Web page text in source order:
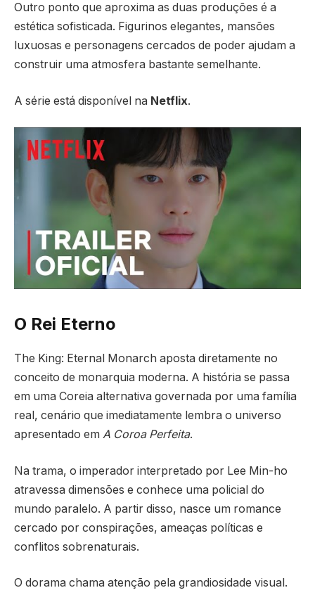
Outro ponto que aproxima as duas produções é a
estética sofisticada. Figurinos elegantes, mansões
luxuosas e personagens cercados de poder ajudam a
construir uma atmosfera bastante semelhante.
A série está disponível na Netflix.
O Rei Eterno
The King: Eternal Monarch aposta diretamente no
conceito de monarquia moderna. A história se passa
em uma Coreia alternativa governada por uma família
real, cenário que imediatamente lembra o universo
apresentado em A Coroa Perfeita.
Na trama, o imperador interpretado por Lee Min-ho
atravessa dimensões e conhece uma policial do
mundo paralelo. A partir disso, nasce um romance
cercado por conspirações, ameaças políticas e
conflitos sobrenaturais.
O dorama chama atenção pela grandiosidade visual.